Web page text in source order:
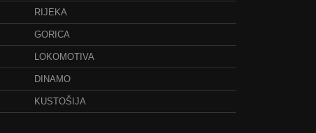
RIJEKA
GORICA
LOKOMOTIVA
DINAMO
KUSTOŠIJA